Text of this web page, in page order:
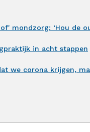
mondzorg: ‘Hou de
in acht stappen
we corona krijgen,